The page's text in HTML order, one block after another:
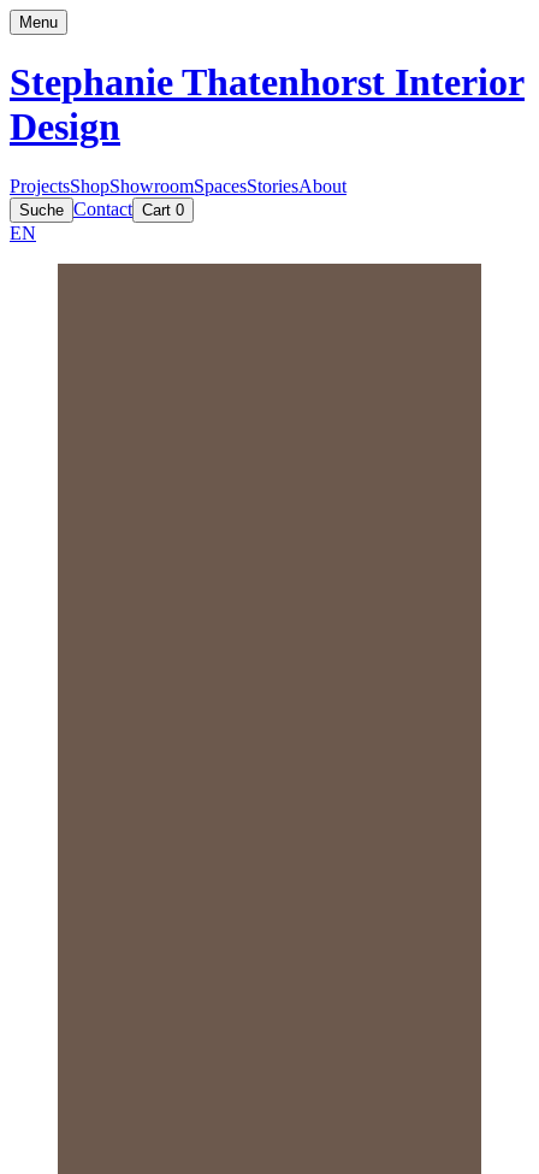
Menu
Stephanie Thatenhorst Interior
Design
ProjectsShopShowroomSpacesStoriesAbout
Suche Contact Cart 0
EN